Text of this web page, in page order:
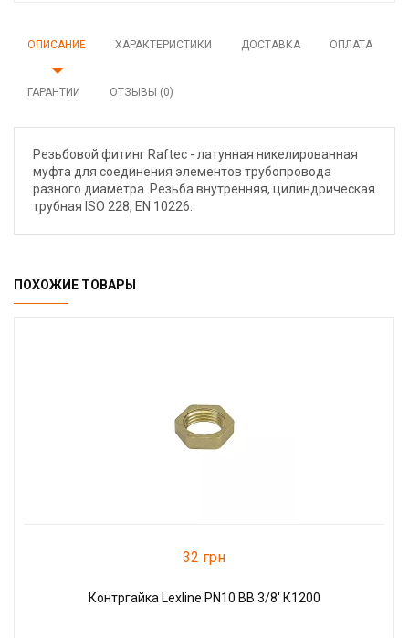
ОПИСАНИЕ ХАРАКТЕРИСТИКИ ДОСТАВКА ОПЛАТА
ГАРАНТИИ ОТЗЫВЫ (0)
Резьбовой фитинг Raftec - латунная никелированная
муфта для соединения элементов трубопровода
разного диаметра. Резьба внутренняя, цилиндрическая
трубная ISO 228, EN 10226.
ПОХОЖИЕ ТОВАРЫ
32 грн
Контргайка Lexline PN10 ВВ 3/8' К1200